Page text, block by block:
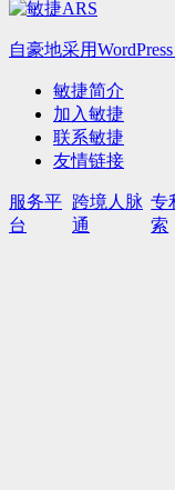
自豪地采用WordPress
敏捷简介
加入敏捷
联系敏捷
友情链接
服务平
台
跨境人脉
通
专
索